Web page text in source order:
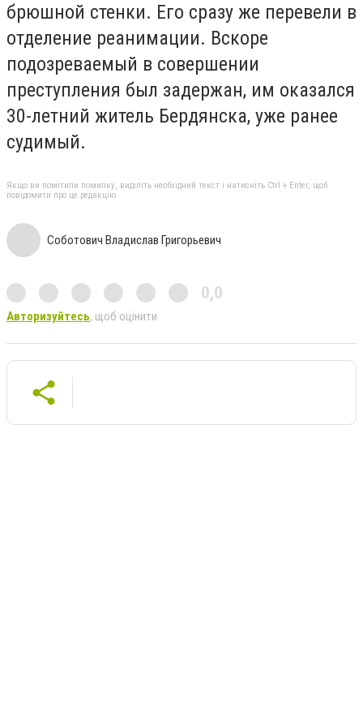
брюшной стенки. Его сразу же перевели в
отделение реанимации. Вскоре
подозреваемый в совершении
преступления был задержан, им оказался
30-летний житель Бердянска, уже ранее
судимый.
Якщо ви помітили помилку, виділіть необхідний текст і натисніть Ctrl + Enter, щоб
повідомити про це редакцію
Соботович Владислав Григорьевич
0,0
Авторизуйтесь, щоб оцінити